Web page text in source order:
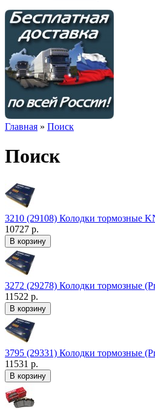
Главная » Поиск
Поиск
3210 (29108) Колодки тормозные
10727 р.
3272 (29278) Колодки тормозные
11522 р.
3795 (29331) Колодки тормозные
11531 р.